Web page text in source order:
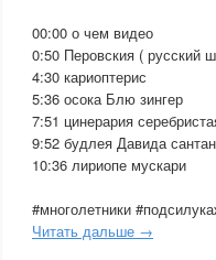
00:00 о чем видео
0:50 Перовския ( русский
4:30 кариоптерис
5:36 осока Блю зингер
7:51 цинерария
9:52 будлея Давида
10:36 лириопе мускари
#многолетники
Читать дальше →